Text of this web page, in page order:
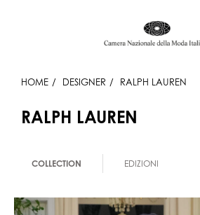
HOME DESIGNER RALPH LAUREN
RALPH LAUREN
COLLECTION EDIZIONI